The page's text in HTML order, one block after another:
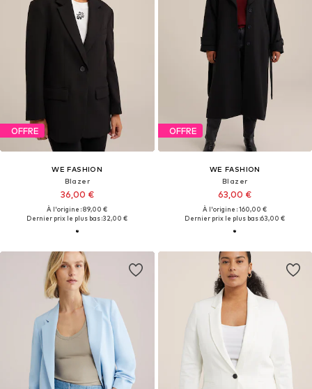
OFFRE
WE FASHION
Blazer
36,00 €
À l'origine : 89,00 €
Dernier prix le plus bas :32,00 €
OFFRE
WE FASHION
Blazer
63,00 €
À l'origine : 160,00 €
Dernier prix le plus bas :63,00 €